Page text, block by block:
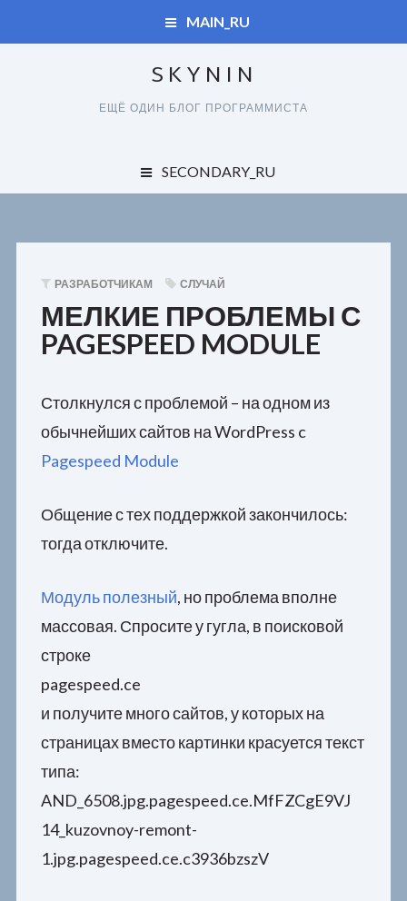
MAIN_RU
SKYNIN
ЕЩЁ ОДИН БЛОГ ПРОГРАММИСТА
SECONDARY_RU
РАЗРАБОТЧИКАМ
РАЗРАБОТЧИКАМ СЛУЧАЙ
МЕЛКИЕ ПРОБЛЕМЫ С
PAGESPEED MODULE
Столкнулся с проблемой – на одном из
обычнейших сайтов на WordPress c
Pagespeed Module
Общение с тех поддержкой закончилось:
тогда отключите.
Модуль полезный, но проблема вполне
массовая. Спросите у гугла, в поисковой
строке
pagespeed.ce
и получите много сайтов, у которых на
страницах вместо картинки красуется текст
типа:
AND_6508.jpg.pagespeed.ce.MfFZCgE9VJ
14_kuzovnoy-remont-
1.jpg.pagespeed.ce.c3936bzszV